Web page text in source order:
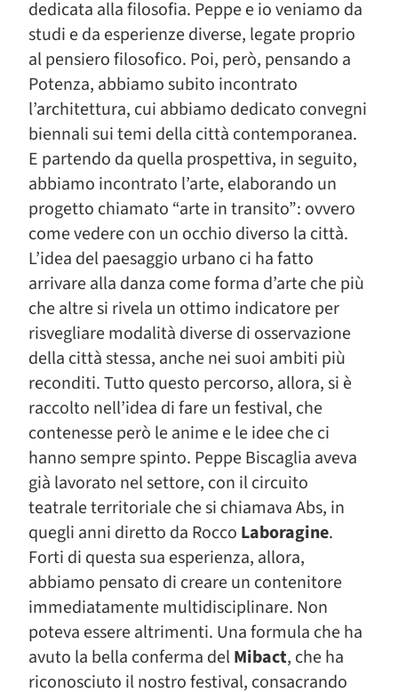
dedicata alla filosofia. Peppe e io veniamo da
studi e da esperienze diverse, legate proprio
al pensiero filosofico. Poi, però, pensando a
Potenza, abbiamo subito incontrato
l’architettura, cui abbiamo dedicato convegni
biennali sui temi della città contemporanea.
E partendo da quella prospettiva, in seguito,
abbiamo incontrato l’arte, elaborando un
progetto chiamato “arte in transito”: ovvero
come vedere con un occhio diverso la città.
L’idea del paesaggio urbano ci ha fatto
arrivare alla danza come forma d’arte che più
che altre si rivela un ottimo indicatore per
risvegliare modalità diverse di osservazione
della città stessa, anche nei suoi ambiti più
reconditi. Tutto questo percorso, allora, si è
raccolto nell’idea di fare un festival, che
contenesse però le anime e le idee che ci
hanno sempre spinto. Peppe Biscaglia aveva
già lavorato nel settore, con il circuito
teatrale territoriale che si chiamava Abs, in
quegli anni diretto da Rocco Laboragine.
Forti di questa sua esperienza, allora,
abbiamo pensato di creare un contenitore
immediatamente multidisciplinare. Non
poteva essere altrimenti. Una formula che ha
avuto la bella conferma delMibact, che ha
riconosciuto il nostro festival, consacrando